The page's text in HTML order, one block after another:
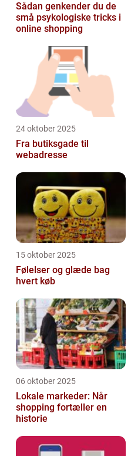
Sådan genkender du de
små psykologiske tricks i
online shopping
24 oktober 2025
Fra butiksgade til
webadresse
15 oktober 2025
Følelser og glæde bag
hvert køb
06 oktober 2025
Lokale markeder: Når
shopping fortæller en
historie